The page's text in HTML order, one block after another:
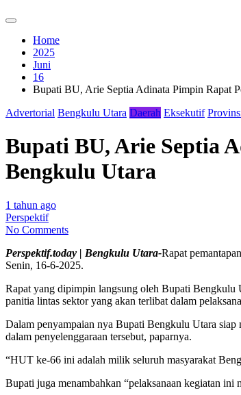
Home
2025
Juni
16
Bupati BU, Arie Septia Adinata Pimpin Rapat
Advertorial Bengkulu Utara Daerah Eksekutif
Bupati BU, Arie Septia
Bengkulu Utara
1 tahun ago
Perspektif
No Comments
Perspektif.today | Bengkulu Utara-Rapat
Senin, 16-6-2025.
Rapat yang dipimpin langsung oleh Bupati
panitia lintas sektor yang akan terlibat dalam
Dalam penyampaian nya Bupati Bengkulu Utara siap
dalam penyelenggaraan tersebut, paparnya.
“HUT ke-66 ini adalah milik seluruh masyarakat
Bupati juga menambahkan “pelaksanaan kegiatan